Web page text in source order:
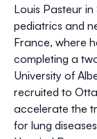
Louis Pasteur in
pediatrics and
France, where
completing a
University of
recruited to
accelerate the
for lung